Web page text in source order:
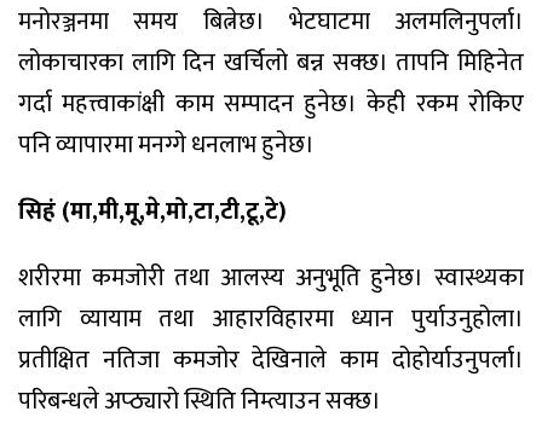
मनोरञ्जनमा समय बित्नेछ। भेटघाटमा अलमलिनुपर्ला।
लोकाचारका लागि दिन खर्चिलो बन्न सक्छ। तापनि मिहिनेत
गर्दा महत्त्वाकांक्षी काम सम्पादन हुनेछ। केही रकम रोकिए
पनि व्यापारमा मनग्गे धनलाभ हुनेछ।
सिहं (मा,मी,मू,मे,मो,टा,टी,टू,टे)
शरीरमा कमजोरी तथा आलस्य अनुभूति हुनेछ। स्वास्थ्यका
लागि व्यायाम तथा आहारविहारमा ध्यान पुर्याउनुहोला।
प्रतीक्षित नतिजा कमजोर देखिनाले काम दोहोर्याउनुपर्ला।
परिबन्धले अप्ठ्यारो स्थिति निम्त्याउन सक्छ।